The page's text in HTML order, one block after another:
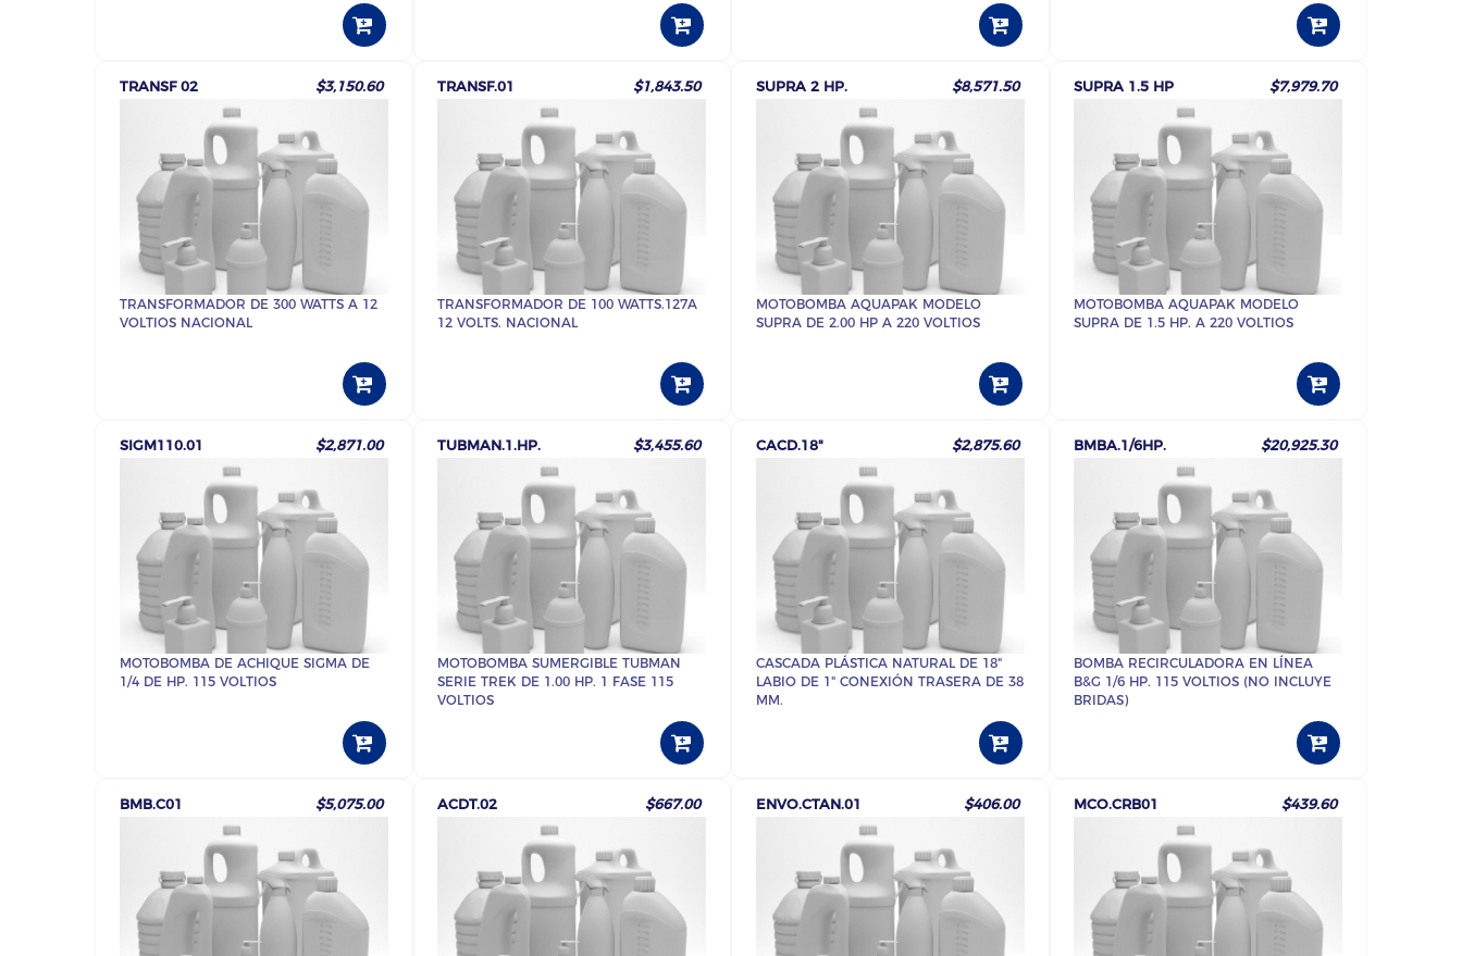
TRANSF 02 $3,150.60
TRANSFORMADOR DE 300 WATTS A 12
VOLTIOS NACIONAL
TRANSF.01 $1,843.50
TRANSFORMADOR DE 100 WATTS.127A
12 VOLTS. NACIONAL
SUPRA 2 HP. $8,571.50
MOTOBOMBA AQUAPAK MODELO
SUPRA DE 2.00 HP A 220 VOLTIOS
SUPRA 1.5 HP $7,979.70
MOTOBOMBA AQUAPAK MODELO
SUPRA DE 1.5 HP. A 220 VOLTIOS
SIGM110.01 $2,871.00
MOTOBOMBA DE ACHIQUE SIGMA DE
1/4 DE HP. 115 VOLTIOS
TUBMAN.1.HP. $3,455.60
MOTOBOMBA SUMERGIBLE TUBMAN
SERIE TREK DE 1.00 HP. 1 FASE 115
VOLTIOS
CACD.18" $2,875.60
CASCADA PLÁSTICA NATURAL DE 18"
LABIO DE 1" CONEXIÓN TRASERA DE 38
MM.
BMBA.1/6HP. $20,925.30
BOMBA RECIRCULADORA EN LÍNEA
B&G 1/6 HP. 115 VOLTIOS (NO INCLUYE
BRIDAS)
BMB.C01 $5,075.00 ACDT.02 $667.00 ENVO.CTAN.01 $406.00 MCO.CRB01 $439.60